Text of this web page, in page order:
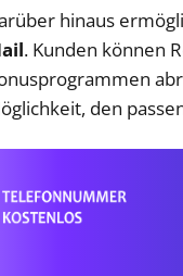
hinaus
. Kunden können
den